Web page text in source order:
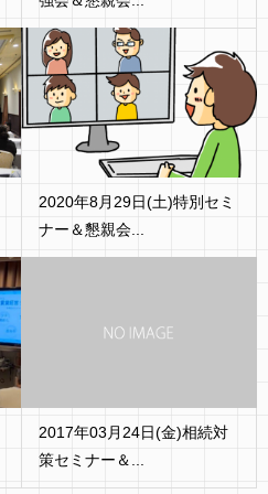
2020年8月29日(土)特別セミ
ナー＆懇親会...
2017年03月24日(金)相続対
策セミナー＆...